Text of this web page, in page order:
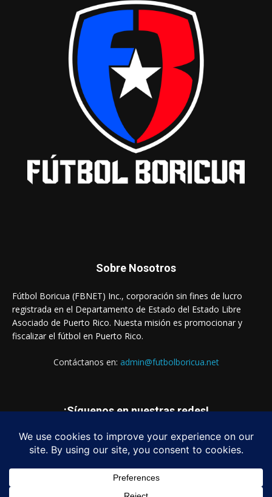
Sobre Nosotros
Fútbol Boricua (FBNET) Inc., corporación sin fines de lucro
registrada en el Departamento de Estado del Estado Libre
Asociado de Puerto Rico. Nuesta misión es promocionar y
fiscalizar el fútbol en Puerto Rico.
Contáctanos en: admin@futbolboricua.net
¡Síguenos en nuestras redes!